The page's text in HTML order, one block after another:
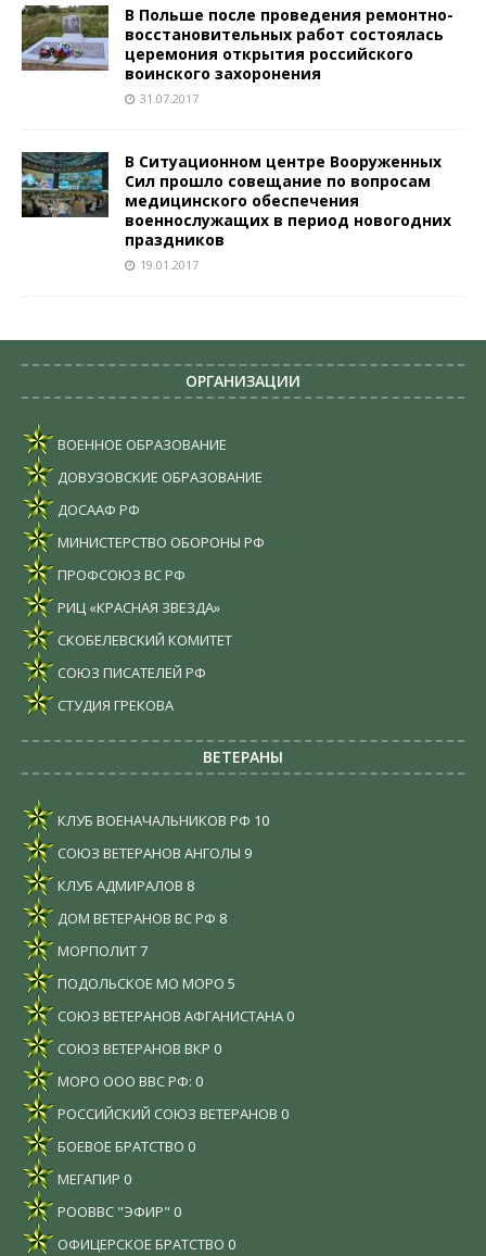
В Польше после проведения ремонтно-
восстановительных работ состоялась
церемония открытия российского
воинского захоронения
31.07.2017
В Ситуационном центре Вооруженных
Сил прошло совещание по вопросам
медицинского обеспечения
военнослужащих в период новогодних
праздников
19.01.2017
ОРГАНИЗАЦИИ
ВОЕННОЕ ОБРАЗОВАНИЕ
ДОВУЗОВСКИЕ ОБРАЗОВАНИЕ
ДОСААФ РФ
МИНИСТЕРСТВО ОБОРОНЫ РФ
ПРОФСОЮЗ ВС РФ
РИЦ «КРАСНАЯ ЗВЕЗДА»
СКОБЕЛЕВСКИЙ КОМИТЕТ
СОЮЗ ПИСАТЕЛЕЙ РФ
СТУДИЯ ГРЕКОВА
ВЕТЕРАНЫ
КЛУБ ВОЕНАЧАЛЬНИКОВ РФ 10
СОЮЗ ВЕТЕРАНОВ АНГОЛЫ 9
КЛУБ АДМИРАЛОВ 8
ДОМ ВЕТЕРАНОВ ВС РФ 8
МОРПОЛИТ7
ПОДОЛЬСКОЕ МО МОРО 5
СОЮЗ ВЕТЕРАНОВ АФГАНИСТАНА 0
СОЮЗ ВЕТЕРАНОВ ВКР 0
МОРО ООО ВВС РФ: 0
РОССИЙСКИЙ СОЮЗ ВЕТЕРАНОВ 0
БОЕВОЕ БРАТСТВО 0
МЕГАПИР 0
РООВВС "ЭФИР" 0
ОФИЦЕРСКОЕ БРАТСТВО 0